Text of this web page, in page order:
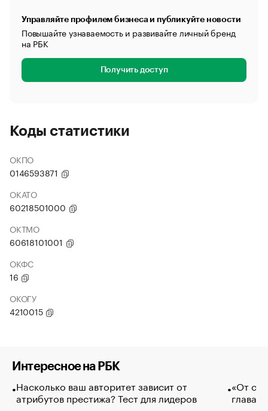
Управляйте профилем бизнеса и публикуйте новости
Повышайте узнаваемость и развивайте личный бренд
на РБК
Получить доступ
Коды статистики
ОКПО
0146593871
ОКАТО
60218501000
ОКТМО
60618101001
ОКФС
16
ОКОГУ
4210015
Интересное на РБК
Насколько ваш авторитет зависит от
атрибутов престижа? Тест для лидеров
«От
глава